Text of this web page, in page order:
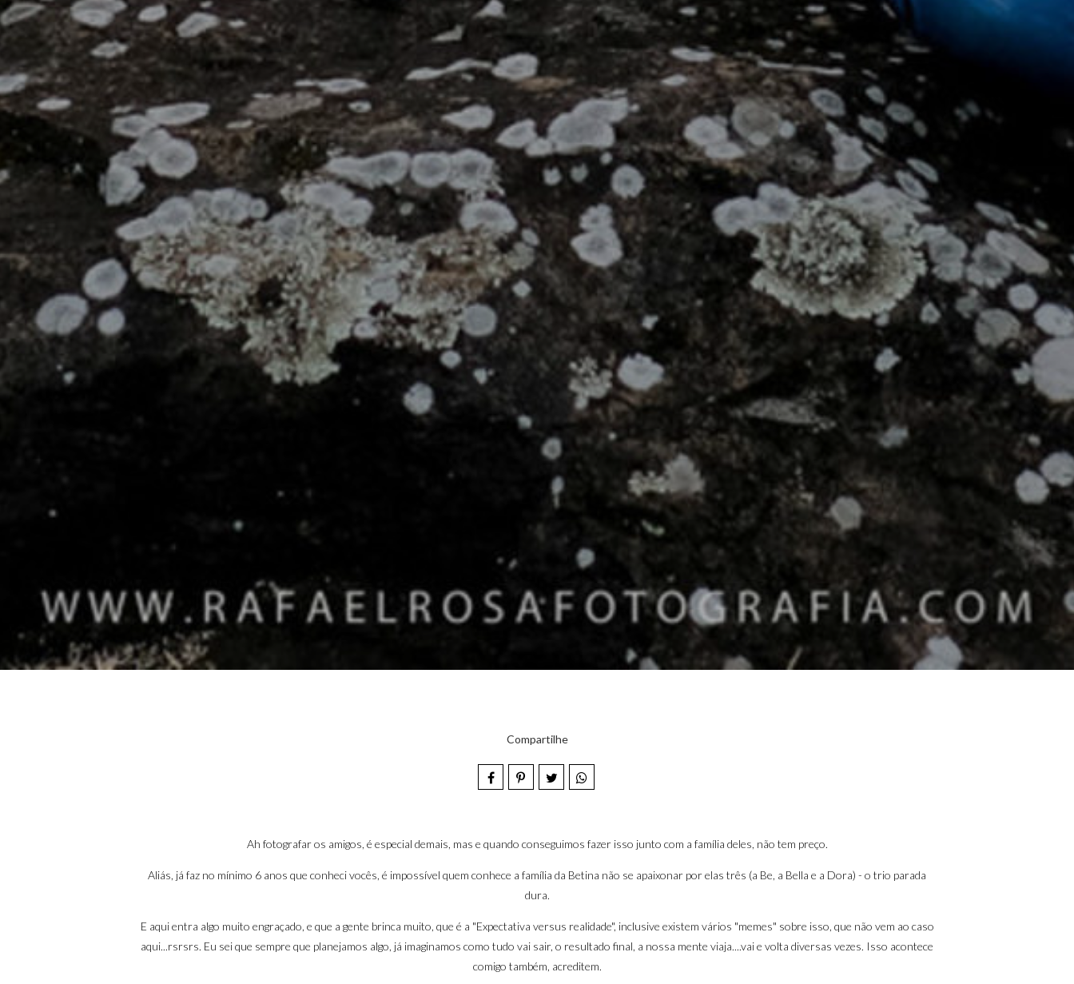
Compartilhe
Ah fotografar os amigos, é especial demais, mas e quando conseguimos fazer isso junto com a família deles, não tem preço.
Aliás, já faz no mínimo 6 anos que conheci vocês, é impossível quem conhece a família da Betina não se apaixonar por elas três (a Be, a Bella e a Dora) - o trio parada
dura.
E aqui entra algo muito engraçado, e que a gente brinca muito, que é a "Expectativa versus realidade", inclusive existem vários "memes" sobre isso, que não vem ao caso
aqui...rsrsrs. Eu sei que sempre que planejamos algo, já imaginamos como tudo vai sair, o resultado final, a nossa mente viaja....vai e volta diversas vezes. Isso acontece
comigo também, acreditem.